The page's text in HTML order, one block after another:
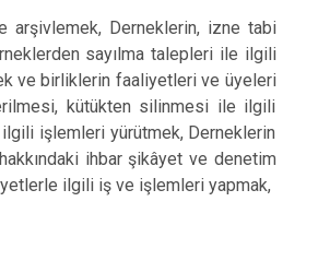
arşivlemek, Derneklerin, izne tabi
sayılma talepleri ile ilgili
ve birliklerin faaliyetleri ve üyeleri
kütükten silinmesi ile ilgili
işlemleri yürütmek, Derneklerin
ihbar şikâyet ve denetim
ilgili iş ve işlemleri yapmak,